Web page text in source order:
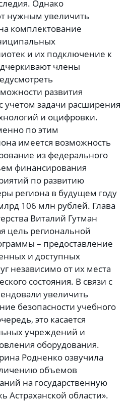
Однако
нужным увеличить
комплектование
и их подключение к
члены
развития
учетом задачи расширения
и оцифровки.
по этим
имеется возможность
из федерального
финансирования
по развитию
региона в будущем году
106 млн рублей. Глава
Виталий Гутман
цель региональной
– предоставление
и доступных
независимо от их места
состояния. В связи с
увеличить
безопасности учебного
это касается
учреждений и
оборудования.
Родненко озвучила
объемов
на государственную
Астраханской области».